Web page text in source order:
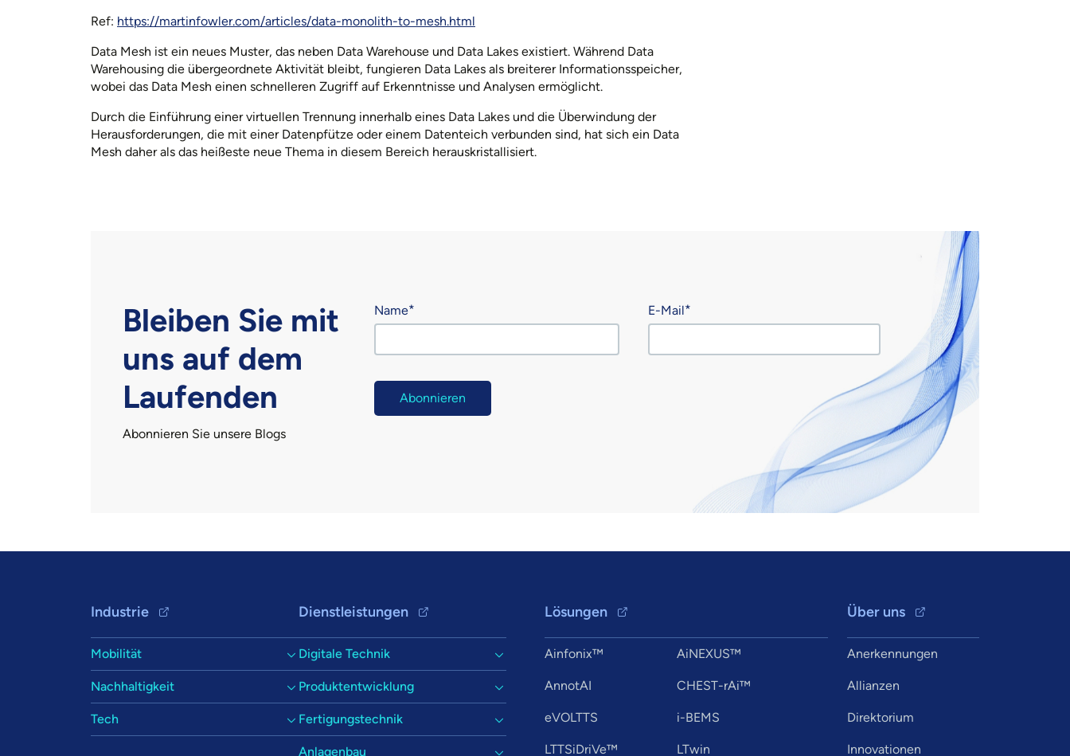
Ref: https://martinfowler.com/articles/data-monolith-to-mesh.html
Data Mesh ist ein neues Muster, das neben Data Warehouse und Data Lakes existiert. Während Data
Warehousing die übergeordnete Aktivität bleibt, fungieren Data Lakes als breiterer Informationsspeicher,
wobei das Data Mesh einen schnelleren Zugriff auf Erkenntnisse und Analysen ermöglicht.
Durch die Einführung einer virtuellen Trennung innerhalb eines Data Lakes und die Überwindung der
Herausforderungen, die mit einer Datenpfütze oder einem Datenteich verbunden sind, hat sich ein Data
Mesh daher als das heißeste neue Thema in diesem Bereich herauskristallisiert.
Bleiben Sie mit
uns auf dem
Laufenden
Abonnieren Sie unsere Blogs
Name E-Mail
Footer Navigation
Industrie
Mobilität
Nachhaltigkeit
Tech
Dienstleistungen
Digitale Technik
Produktentwicklung
Fertigungstechnik
Anlagenbau
Lösungen
Ainfonix™ AiNEXUS™
AnnotAI CHEST-rAi™
eVOLTTS i-BEMS
LTTSiDriVe™ LTwin
Über uns
Anerkennungen
Allianzen
Direktorium
Innovationen